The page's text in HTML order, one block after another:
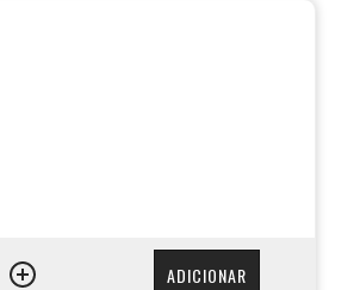
ADICIONAR